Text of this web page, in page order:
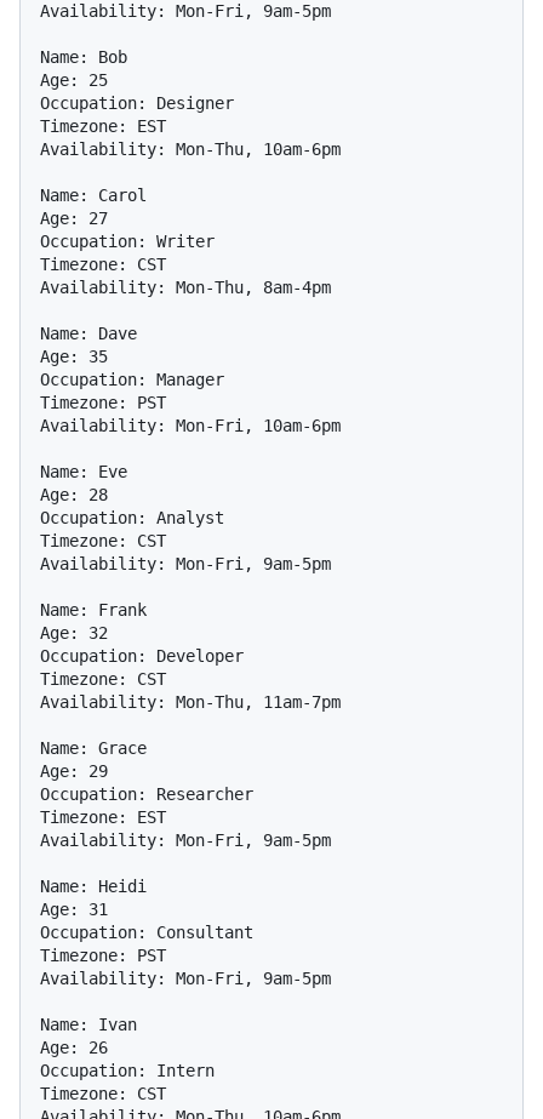
Availability: Mon-Fri, 9am-5pm
Name: Bob
Age: 25
Occupation: Designer
Timezone: EST
Availability: Mon-Thu, 10am-6pm
Name: Carol
Age: 27
Occupation: Writer
Timezone: CST
Availability: Mon-Thu, 8am-4pm
Name: Dave
Age: 35
Occupation: Manager
Timezone: PST
Availability: Mon-Fri, 10am-6pm
Name: Eve
Age: 28
Occupation: Analyst
Timezone: CST
Availability: Mon-Fri, 9am-5pm
Name: Frank
Age: 32
Occupation: Developer
Timezone: CST
Availability: Mon-Thu, 11am-7pm
Name: Grace
Age: 29
Occupation: Researcher
Timezone: EST
Availability: Mon-Fri, 9am-5pm
Name: Heidi
Age: 31
Occupation: Consultant
Timezone: PST
Availability: Mon-Fri, 9am-5pm
Name: Ivan
Age: 26
Occupation: Intern
Timezone: CST